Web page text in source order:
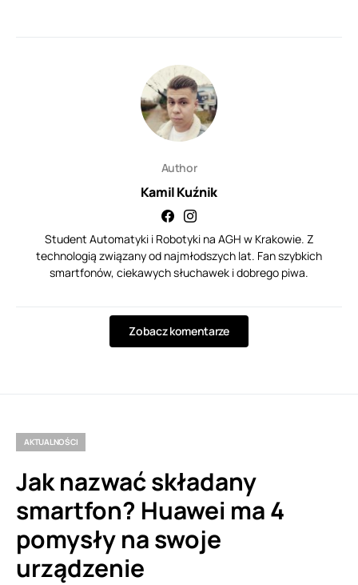
Author
Kamil Kuźnik
Student Automatyki i Robotyki na AGH w Krakowie. Z
technologią związany od najmłodszych lat. Fan szybkich
smartfonów, ciekawych słuchawek i dobrego piwa.
Zobacz komentarze
AKTUALNOŚCI
Jak nazwać składany
smartfon? Huawei ma 4
pomysły na swoje
urządzenie